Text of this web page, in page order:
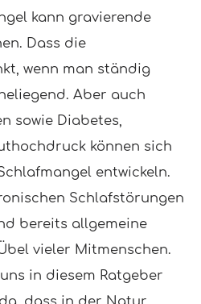
kann gravierende
Dass die
wenn man ständig
Aber auch
sowie Diabetes,
können sich
entwickeln.
Schlafstörungen
bereits allgemeine
vieler Mitmenschen.
in diesem Ratgeber